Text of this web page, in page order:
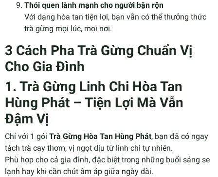
Thói quen lành mạnh cho người bận rộn
Với dạng hòa tan tiện lợi, bạn vẫn có thể thưởng thức
trà gừng mọi lúc, mọi nơi.
3 Cách Pha Trà Gừng Chuẩn Vị
Cho Gia Đình
1. Trà Gừng Linh Chi Hòa Tan
Hùng Phát – Tiện Lợi Mà Vẫn
Đậm Vị
Chỉ với 1 gói Trà Gừng Hòa Tan Hùng Phát, bạn đã có ngay
tách trà cay thơm, vị ngọt dịu từ linh chi tự nhiên.
Phù hợp cho cả gia đình, đặc biệt trong những buổi sáng se
lạnh hay khi cần chút ấm áp giữa ngày dài.